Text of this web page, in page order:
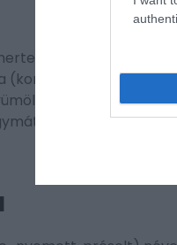
sushifajta. Edo-
(korábbi nevén Edo)
zöldség, hús,
hámozott